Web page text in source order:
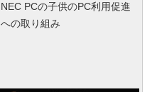
NEC PCの子供のPC利用促進
への取り組み